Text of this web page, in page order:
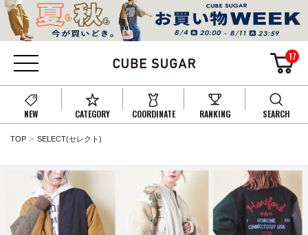
17
NEW CATEGORY COORDINATE RANKING SEARCH
TOP SELECT(セレクト)